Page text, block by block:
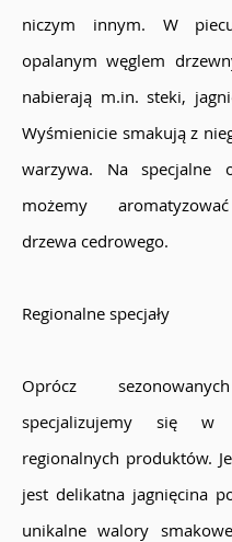
niczym innym. W
opalanym węglem
nabierają m.in. steki,
Wyśmienicie smakują z
warzywa. Na specjalne
możemy
drzewa cedrowego.
Regionalne specjały
Oprócz
specjalizujemy się w
regionalnych produktów.
jest delikatna jagnięcina
unikalne walory